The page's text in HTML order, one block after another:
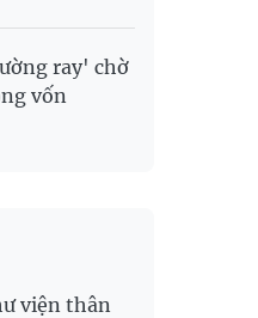
ray' chờ
vốn
viện thân